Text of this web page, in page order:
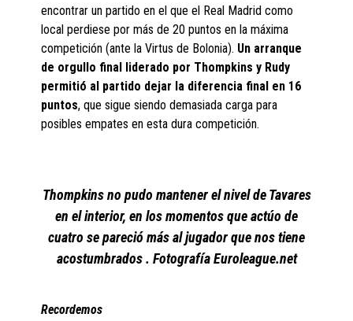
encontrar un partido en el que el Real Madrid como
local perdiese por más de 20 puntos en la máxima
competición (ante la Virtus de Bolonia). Un arranque
de orgullo final liderado por Thompkins y Rudy
permitió al partido dejar la diferencia final en 16
puntos, que sigue siendo demasiada carga para
posibles empates en esta dura competición.
Thompkins no pudo mantener el nivel de Tavares
en el interior, en los momentos que actúo de
cuatro se pareció más al jugador que nos tiene
acostumbrados . Fotografía Euroleague.net
Recordemos